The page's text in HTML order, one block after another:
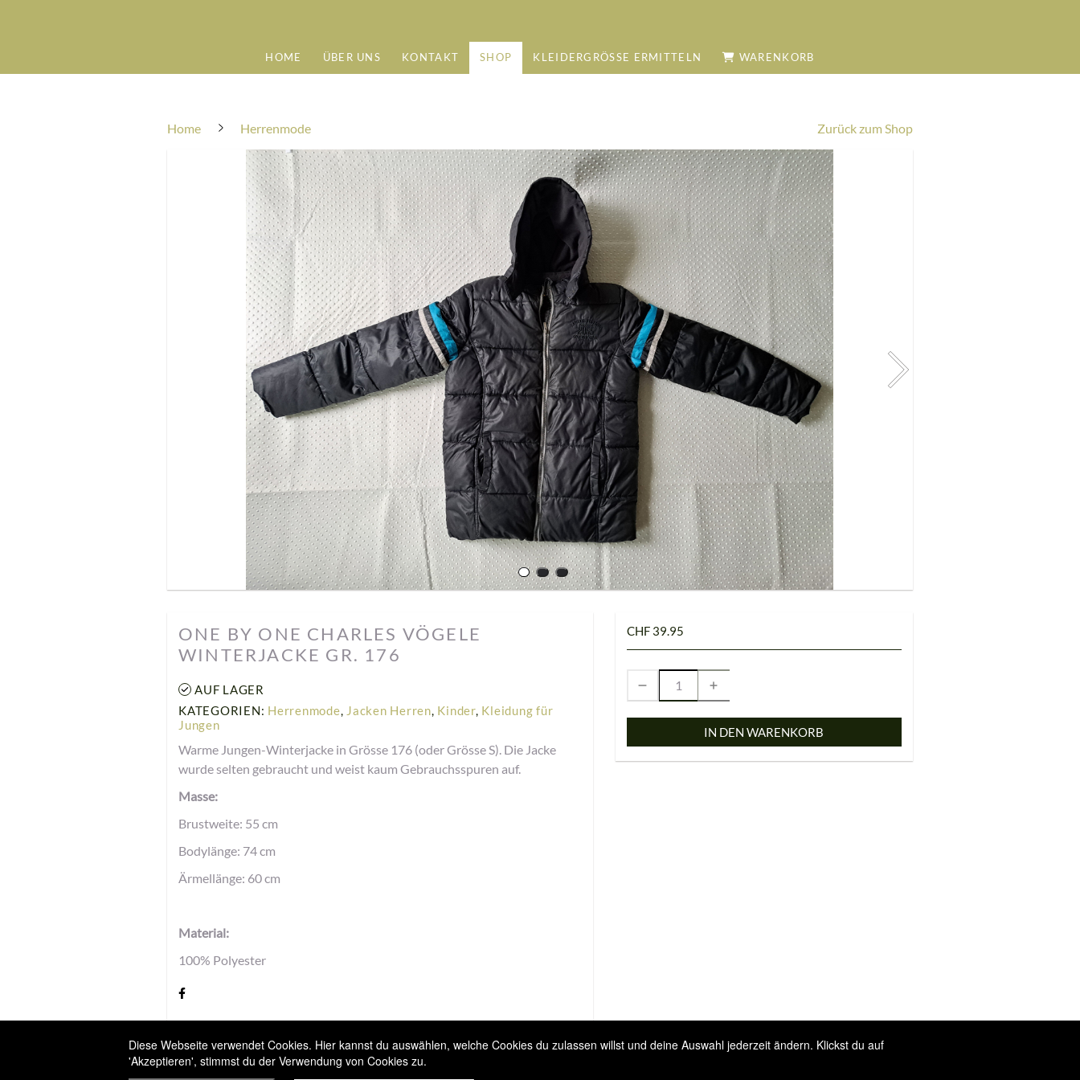
HOME ÜBER UNS KONTAKT SHOP KLEIDERGRÖSSE ERMITTELN WARENKORB
Home Herrenmode Zurück zum Shop
ONE BY ONE CHARLES VÖGELE
WINTERJACKE GR. 176
AUF LAGER
KATEGORIEN: Herrenmode, Jacken Herren, Kinder, Kleidung für
Jungen
Warme Jungen-Winterjacke in Grösse 176 (oder Grösse S). Die Jacke
wurde selten gebraucht und weist kaum Gebrauchsspuren auf.
Masse:
Brustweite: 55 cm
Bodylänge: 74 cm
Ärmellänge: 60 cm
Material:
100% Polyester
CHF 39.95
IN DEN WARENKORB
Diese Webseite verwendet Cookies. Hier kannst du auswählen, welche Cookies du zulassen willst und deine Auswahl jederzeit ändern. Klickst du auf
'Akzeptieren', stimmst du der Verwendung von Cookies zu.